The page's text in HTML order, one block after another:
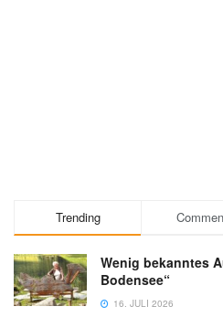
Trending
Wenig bekanntes
Bodensee“
16. JULI 2026